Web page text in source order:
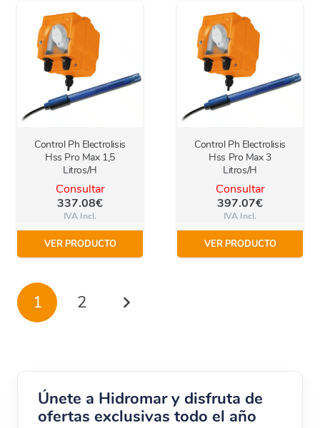
Control Ph Electrolisis
Hss Pro Max 1,5
Litros/H
Consultar
337.08€
IVA Incl.
VER PRODUCTO
Control Ph Electrolisis
Hss Pro Max 3
Litros/H
Consultar
397.07€
IVA Incl.
VER PRODUCTO
1 2
Únete a Hidromar y disfruta de
ofertas exclusivas todo el año